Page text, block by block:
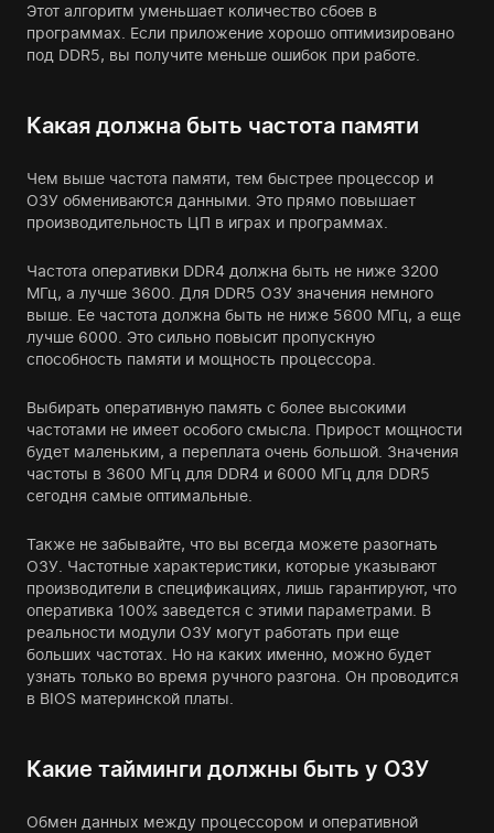
Этот алгоритм уменьшает количество сбоев в
программах. Если приложение хорошо оптимизировано
под DDR5, вы получите меньше ошибок при работе.
Какая должна быть частота памяти
Чем выше частота памяти, тем быстрее процессор и
ОЗУ обмениваются данными. Это прямо повышает
производительность ЦП в играх и программах.
Частота оперативки DDR4 должна быть не ниже 3200
МГц, а лучше 3600. Для DDR5 ОЗУ значения немного
выше. Ее частота должна быть не ниже 5600 МГц, а еще
лучше 6000. Это сильно повысит пропускную
способность памяти и мощность процессора.
Выбирать оперативную память с более высокими
частотами не имеет особого смысла. Прирост мощности
будет маленьким, а переплата очень большой. Значения
частоты в 3600 МГц для DDR4 и 6000 МГц для DDR5
сегодня самые оптимальные.
Также не забывайте, что вы всегда можете разогнать
ОЗУ. Частотные характеристики, которые указывают
производители в спецификациях, лишь гарантируют, что
оперативка 100% заведется с этими параметрами. В
реальности модули ОЗУ могут работать при еще
больших частотах. Но на каких именно, можно будет
узнать только во время ручного разгона. Он проводится
в BIOS материнской платы.
Какие тайминги должны быть у ОЗУ
Обмен данных между процессором и оперативной